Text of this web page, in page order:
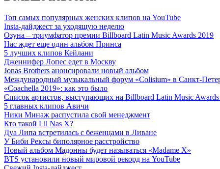
Топ самых популярных женских клипов на YouTube
Insta-дайджест за уходящую неделю
Озуна – триумфатор премии Billboard Latin Music Awards 2019
Нас ждет еще один альбом Принса
5 лучших клипов Кейлани
Дженнифер Лопес едет в Москву
Jonas Brothers анонсировали новый альбом
Международный музыкальный форум «Colisium» в Санкт-
«Coachella 2019»: как это было
Список артистов, выступающих на Billboard Latin Music Awards
5 главных клипов Авичи
Ники Минаж распустила свой менеджмент
Кто такой Lil Nas X?
Дуа Липа встретилась с беженцами в Ливане
У Биби Рексы биполярное расстройство
Новый альбом Мадонны будет называться «Madame X»
BTS установили новый мировой рекорд на YouTube